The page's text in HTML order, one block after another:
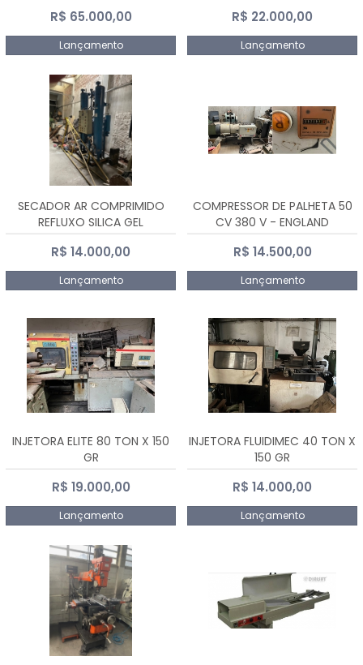
R$ 65.000,00
Lançamento
R$ 22.000,00
Lançamento
SECADOR AR COMPRIMIDO
REFLUXO SILICA GEL
R$ 14.000,00
Lançamento
COMPRESSOR DE PALHETA 50
CV 380 V - ENGLAND
R$ 14.500,00
Lançamento
INJETORA ELITE 80 TON X 150
GR
R$ 19.000,00
Lançamento
INJETORA FLUIDIMEC 40 TON X
150 GR
R$ 14.000,00
Lançamento